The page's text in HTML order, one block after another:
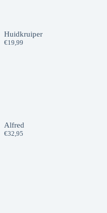
Huidkruiper
€19,99
Alfred
€32,95